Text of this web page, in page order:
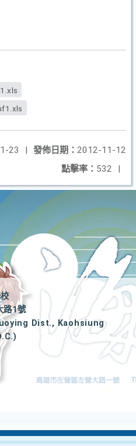
發佈日期： 2012-11-12
23
|
點擊率： 532 |
路1號
Dist., Kaohsiung